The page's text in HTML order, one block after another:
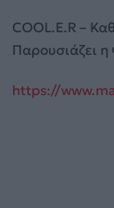
COOL.E.R –
Παρουσιάζει
https://